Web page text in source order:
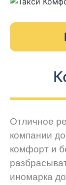
Отличное
компании
комфорт и
иномарка